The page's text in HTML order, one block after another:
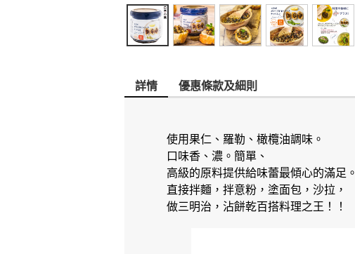
詳情 優惠條款及細則
使用果仁、羅勒、橄欖油調味。
口味香、濃。簡單、
高級的原料提供給味蕾最傾心的滿足。
直接拌麵，拌意粉，塗面包，沙拉，
做三明治，沾餅乾百搭料理之王！！